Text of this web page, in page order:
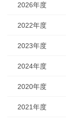
2026年度
2022年度
2023年度
2024年度
2020年度
2021年度